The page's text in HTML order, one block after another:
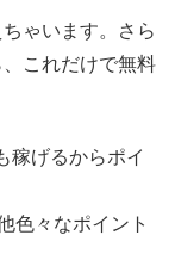
ゃいます。さら
これだけで無料
稼げるからポイ
色々なポイント